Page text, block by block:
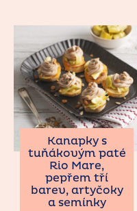
Kanapky s
tuňákovým paté
Rio Mare,
pepřem tří
barev, artyčoky
a semínky